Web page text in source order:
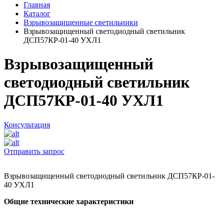
Главная
Каталог
Взрывозащищенные светильники
Взрывозащищенный светодиодный светильник
ДСП57КР-01-40 УХЛ1
Взрывозащищенный
светодиодный светильник
ДСП57КР-01-40 УХЛ1
Консультация
Отправить запрос
Взрывозащищенный светодиодный светильник ДСП57КР-01-
40 УХЛ1
Общие технические характеристики